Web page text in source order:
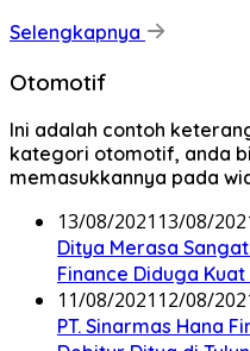
Selengkapnya
Otomotif
Ini adalah contoh
kategori otomotif, anda
memasukkannya pada
13/08/2021 13/08/
Ditya Merasa
Finance Diduga
11/08/2021 12/08/
PT. Sinarmas Hana